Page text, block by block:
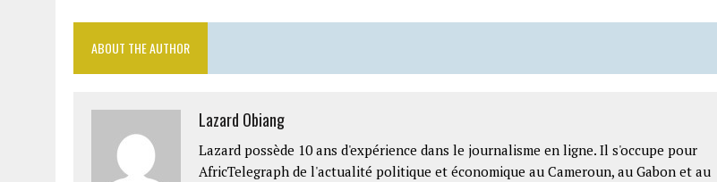
ABOUT THE AUTHOR
Lazard Obiang
Lazard possède 10 ans d'expérience dans le journalisme en ligne. Il s'occupe pour
AfricTelegraph de l'actualité politique et économique au Cameroun, au Gabon et au